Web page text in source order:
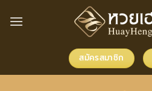
สมัครสมาชิก